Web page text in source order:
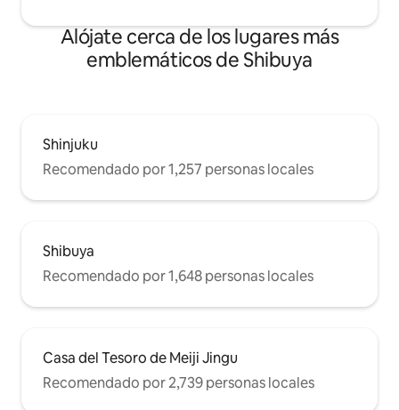
con amigos de 4 a 6 personas. Tu estadía
aquí seguramente será una parte
inolvidable de tu viaje.
Alójate cerca de los lugares más
emblemáticos de Shibuya
Shinjuku
Recomendado por 1,257 personas locales
Shibuya
Recomendado por 1,648 personas locales
Casa del Tesoro de Meiji Jingu
Recomendado por 2,739 personas locales